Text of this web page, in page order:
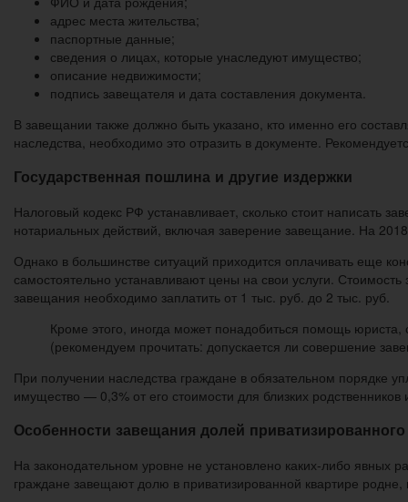
адрес места жительства;
паспортные данные;
сведения о лицах, которые унаследуют имущество;
описание недвижимости;
подпись завещателя и дата составления документа.
В завещании также должно быть указано, кто именно его
наследства, необходимо это отразить в документе.
Государственная пошлина и другие издержки
Налоговый кодекс РФ устанавливает, сколько стоит
нотариальных действий, включая заверение завещание. На
Однако в большинстве ситуаций приходится оплачивать еще
самостоятельно устанавливают цены на свои услуги.
завещания необходимо заплатить от 1 тыс. руб. до 2 тыс. руб.
Кроме этого, иногда может понадобиться помощь
(рекомендуем прочитать: допускается ли совершение
При получении наследства граждане в обязательном порядке
имущество — 0,3% от его стоимости для близких
Особенности завещания долей
На законодательном уровне не установлено каких-либо явных
граждане завещают долю в приватизированной квартире